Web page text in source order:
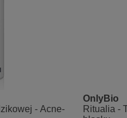
Na wyższe stężenie retinolu
Wyższe stężenie również
retinolu przez cały
ekspozycję na słońce, odstawić
INCI:- Acne-
OnlyBio
Ritualia -